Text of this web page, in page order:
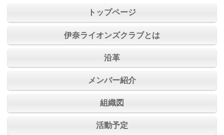
トップページ
伊奈ライオンズクラブとは
沿革
メンバー紹介
組織図
活動予定